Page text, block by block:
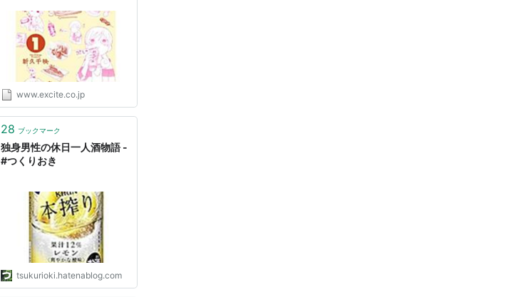
www.excite.co.jp
28 ブックマーク
独身男性の休日一人酒物語 -
#つくりおき
tsukurioki.hatenablog.com